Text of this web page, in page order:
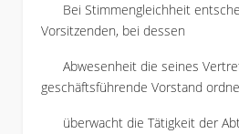
Bei Stimmengleichheit
Vorsitzenden, bei dessen
Abwesenheit die seines
geschäftsführende Vorstand
überwacht die Tätigkeit der